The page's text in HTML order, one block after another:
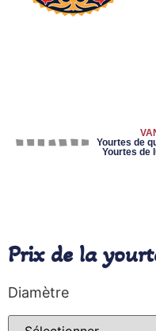
Yourtes de
Yourtes de
Prix de la
Diamètre